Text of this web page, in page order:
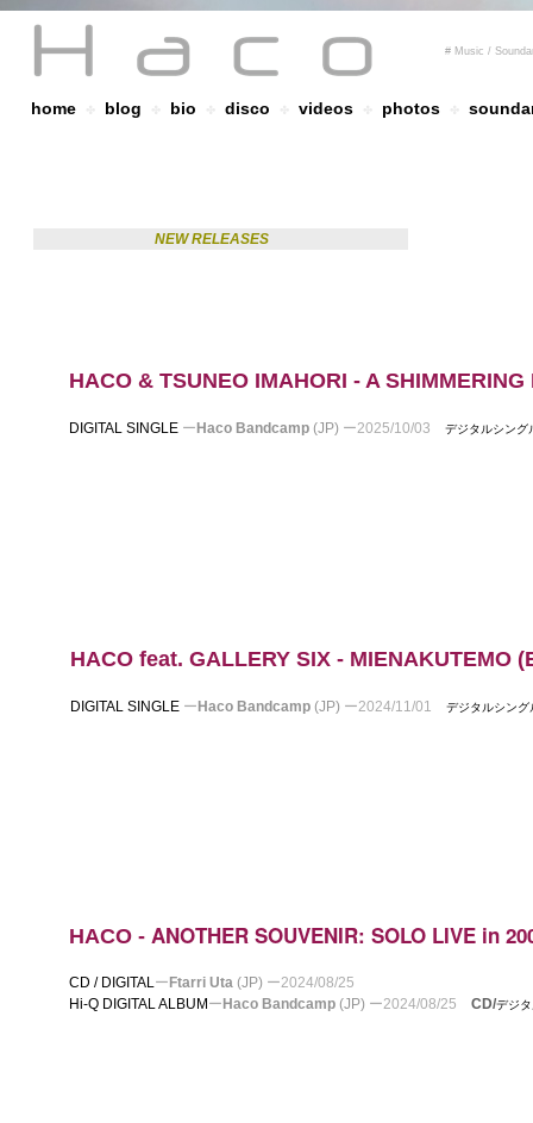
# Music /
NEW RELEASES
HACO - ANOTHER SOUVENIR: SOLO LIVE in
CD / DIGITALー Ftarri Uta (JP) ー2024/08/25
Hi-Q DIGITAL ALBUM ー Haco Bandcamp (JP) ー2024/08/25 CD/デジ
home blog bio disco videos photos
HACO feat. GALLERY SIX - MIENAKUTEMO
DIGITAL SINGLE ー Haco Bandcamp (JP) ー2024/11/01 デジタルシン
HACO & TSUNEO IMAHORI - A SHIMMERING
DIGITAL SINGLE ー Haco Bandcamp (JP) ー2025/10/03 デジタルシン